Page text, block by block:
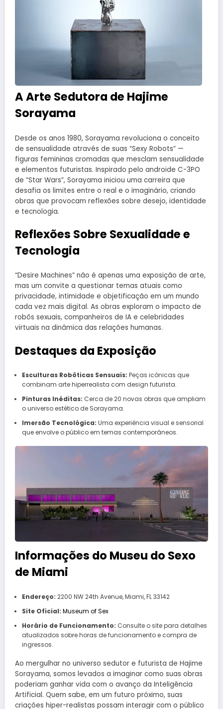
A Arte Sedutora de Hajime
Sorayama
Desde os anos 1980, Sorayama revoluciona o conceito
de sensualidade através de suas “Sexy Robots” —
figuras femininas cromadas que mesclam sensualidade
e elementos futuristas. Inspirado pelo androide C-3PO
de “Star Wars”, Sorayama iniciou uma carreira que
desafia os limites entre o real e o imaginário, criando
obras que provocam reflexões sobre desejo, identidade
e tecnologia.
Reflexões Sobre Sexualidade e
Tecnologia
“Desire Machines” não é apenas uma exposição de arte,
mas um convite a questionar temas atuais como
privacidade, intimidade e objetificação em um mundo
cada vez mais digital. As obras exploram o impacto de
robôs sexuais, companheiros de IA e celebridades
virtuais na dinâmica das relações humanas.
Destaques da Exposição
Esculturas Robôticas Sensuais: Peças icônicas que
combinam arte hiperrealista com design futurista.
Pinturas Inéditas: Cerca de 20 novas obras que ampliam
o universo estético de Sorayama.
Imersão Tecnológica: Uma experiência visual e sensorial
que envolve o público em temas contemporâneos.
Informações do Museu do Sexo
de Miami
Endereço: 2200 NW 24th Avenue, Miami, FL 33142
Site Oficial: Museum of Sex
Horário de Funcionamento: Consulte o site para detalhes
atualizados sobre horas de funcionamento e compra de
ingressos.
Ao mergulhar no universo sedutor e futurista de Hajime
Sorayama, somos levados a imaginar como suas obras
poderiam ganhar vida com o avanço da Inteligência
Artificial. Quem sabe, em um futuro próximo, suas
criações hiper-realistas possam interagir com o público